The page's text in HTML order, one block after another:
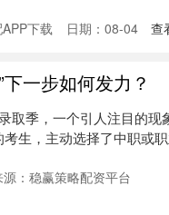
下载 日期：08-04 查
一步如何发力？
取季，一个引人注目的现
生，主动选择了中职或
源：稳赢策略配资平台